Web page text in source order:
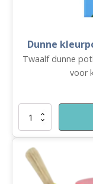
Dunne
Twaalf dunne
voor
Dunne
inclusief
puntenslijper
aantal